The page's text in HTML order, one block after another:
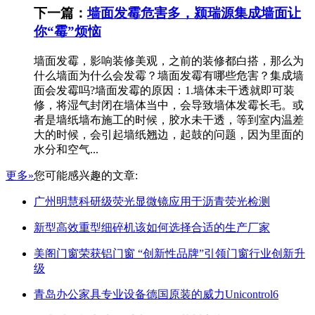
下一篇：墙面发霉危害多，颍瑞源集成墙面让
你“霉”烦恼
墙面发霉，影响装修美观，之前的装修都白搭，那么为
什么墙面为什么会发霉？墙面发霉有哪些危害？集成墙
面会发霉吗?墙面发霉的原因：1.墙体未干透就即可装
修，将湿气封闭在墙体当中，会导致墙体发霉长毛。或
者是墙纸墙布施工的时候，胶水未干透，等到室内温差
大的时候，会引起墙纸翘边，起鼓的问题，因为里面的
水分和空气...
更多»您可能感兴趣的文章:
广州明慧科研级荧光显微镜应用于沥青荧光检测
新型高效重型细碎机该如何选择合适的生产厂家
美阁门窗荣获铝门窗 “创新性品牌”引领门窗行业创新升
级
青岛办公家具专业设备德国原装的威力Unicontrol6